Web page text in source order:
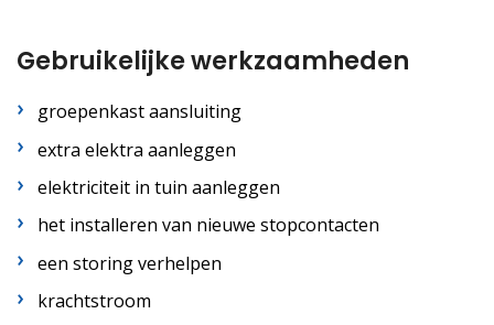
Gebruikelijke werkzaamheden
groepenkast aansluiting
extra elektra aanleggen
elektriciteit in tuin aanleggen
het installeren van nieuwe stopcontacten
een storing verhelpen
krachtstroom